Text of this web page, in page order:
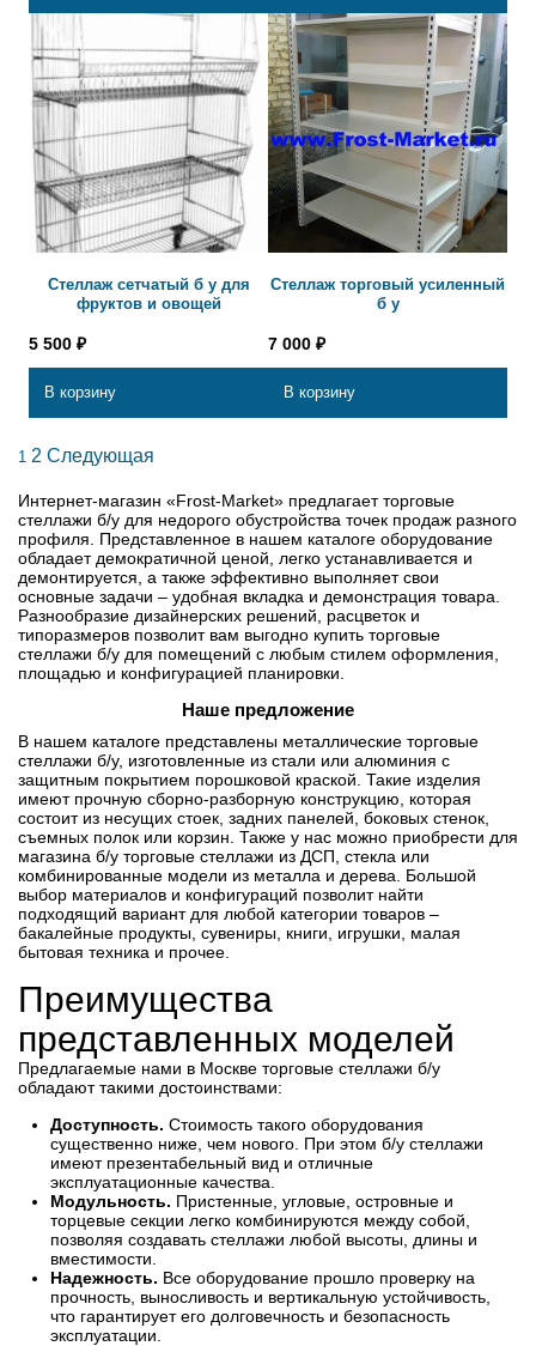
Стеллаж сетчатый б у для
фруктов и овощей
5 500 ₽
В корзину
Стеллаж торговый усиленный
б у
7 000 ₽
В корзину
1 2 Следующая
Интернет-магазин «Frost-Market» предлагает торговые
стеллажи б/у для недорого обустройства точек продаж разного
профиля. Представленное в нашем каталоге оборудование
обладает демократичной ценой, легко устанавливается и
демонтируется, а также эффективно выполняет свои
основные задачи – удобная вкладка и демонстрация товара.
Разнообразие дизайнерских решений, расцветок и
типоразмеров позволит вам выгодно купить торговые
стеллажи б/у для помещений с любым стилем оформления,
площадью и конфигурацией планировки.
Наше предложение
В нашем каталоге представлены металлические торговые
стеллажи б/у, изготовленные из стали или алюминия с
защитным покрытием порошковой краской. Такие изделия
имеют прочную сборно-разборную конструкцию, которая
состоит из несущих стоек, задних панелей, боковых стенок,
съемных полок или корзин. Также у нас можно приобрести для
магазина б/у торговые стеллажи из ДСП, стекла или
комбинированные модели из металла и дерева. Большой
выбор материалов и конфигураций позволит найти
подходящий вариант для любой категории товаров –
бакалейные продукты, сувениры, книги, игрушки, малая
бытовая техника и прочее.
Преимущества
представленных моделей
Предлагаемые нами в Москве торговые стеллажи б/у
обладают такими достоинствами:
Доступность. Стоимость такого оборудования
существенно ниже, чем нового. При этом б/у стеллажи
имеют презентабельный вид и отличные
эксплуатационные качества.
Модульность. Пристенные, угловые, островные и
торцевые секции легко комбинируются между собой,
позволяя создавать стеллажи любой высоты, длины и
вместимости.
Надежность. Все оборудование прошло проверку на
прочность, выносливость и вертикальную устойчивость,
что гарантирует его долговечность и безопасность
эксплуатации.